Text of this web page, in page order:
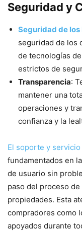
Seguridad y
Seguridad de los
seguridad de los
de tecnologías
estrictos de
Transparencia:
mantener una
operaciones y
confianza y la
El soporte y
fundamentados en
de usuario sin
paso del proceso
propiedades. Esta
compradores como
apoyados durante